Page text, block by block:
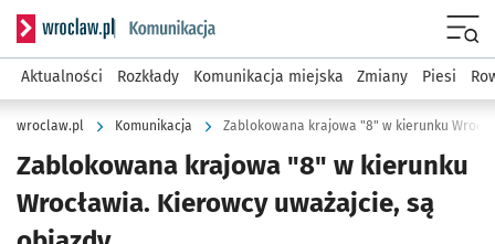
Serwis informacyjny wroclaw.pl podserwis: Komunikacja
Aktualności Rozkłady Komunikacja miejska Zmiany Piesi
wroclaw.pl Komunikacja Zablokowana krajowa "8" w kierunku
Zablokowana krajowa "8" w kierunku
Wrocławia. Kierowcy uważajcie, są